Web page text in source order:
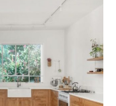
איך
שמתאים
ההתחלה: להבין את החלל
כפרי מתחילה הרבה לפני